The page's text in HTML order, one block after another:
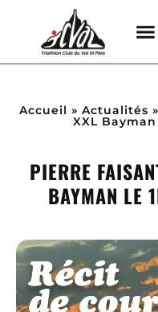
Accueil » Actualités »
XXL
PIERRE
BAYMAN LE